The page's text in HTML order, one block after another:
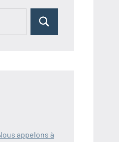
Rechercher
appelons à